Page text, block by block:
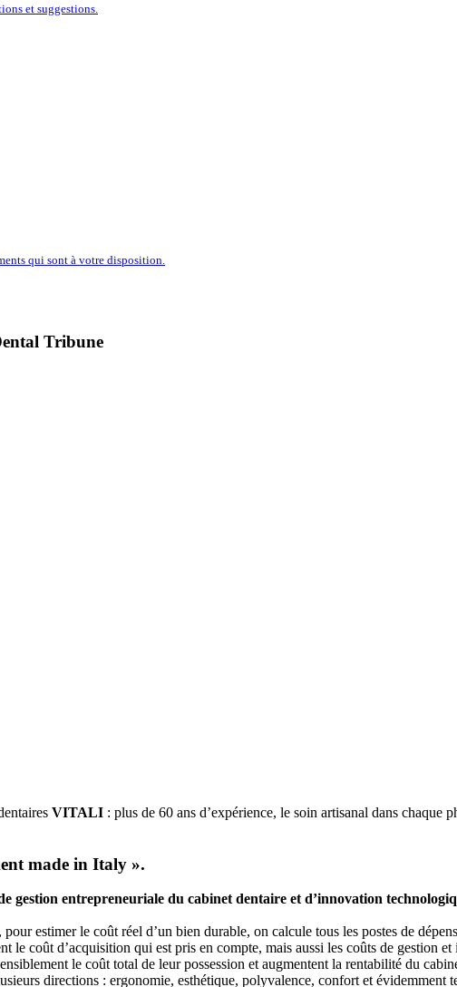
et suggestions.
qui sont à votre disposition.
Tribune
VITALI : plus de 60 ans d’expérience, le soin artisanal dans chaque
made in Italy ».
gestion entrepreneuriale du cabinet dentaire et d’innovation
estimer le coût réel d’un bien durable, on calcule tous les postes de
le coût d’acquisition qui est pris en compte, mais aussi les coûts de gestion
le coût total de leur possession et augmentent la rentabilité du
directions : ergonomie, esthétique, polyvalence, confort et évidemment